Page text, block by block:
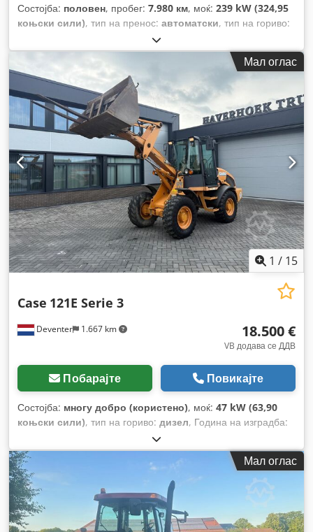
Состојба: половен, пробег: 7.980 км, моќ: 239 kW (324,95
коњски сили), тип на пренос: автоматски, тип на гориво:
, прва регистрација:
изградба:2013, Опрема:клима уред,
Мал оглас
1 / 15
Deventer 1.667 km
Case 121E Serie 3
18.500 €
VB додава се ДДВ
Побарајте Повикајте
Состојба: многу добро (користено), моќ: 47 kW (63,90
коњски сили), тип на гориво: дизел, Година на изградба:
1.060 h,
Мал оглас